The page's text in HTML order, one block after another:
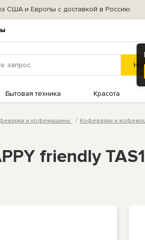
США и Европы с доставкой в Россию
Бытовая техника Красота
и кофемашины Кофеварки и
friendly